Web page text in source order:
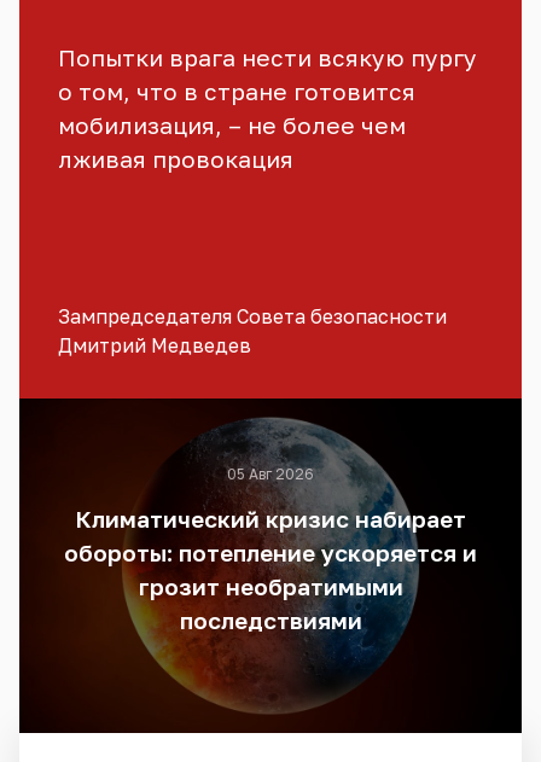
Попытки врага нести всякую пургу
о том, что в стране готовится
мобилизация, – не более чем
лживая провокация
Зампредседателя Совета безопасности
Дмитрий Медведев
05 Авг 2026
Климатический кризис набирает
обороты: потепление ускоряется и
грозит необратимыми
последствиями